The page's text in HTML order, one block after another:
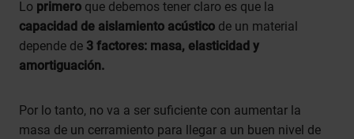
Lo primero que debemos tener claro es que la
capacidad de aislamiento acústico de un material
depende de 3 factores: masa, elasticidad y
amortiguación.
Por lo tanto, no va a ser suficiente con aumentar la
masa de un cerramiento para llegar a un buen nivel de